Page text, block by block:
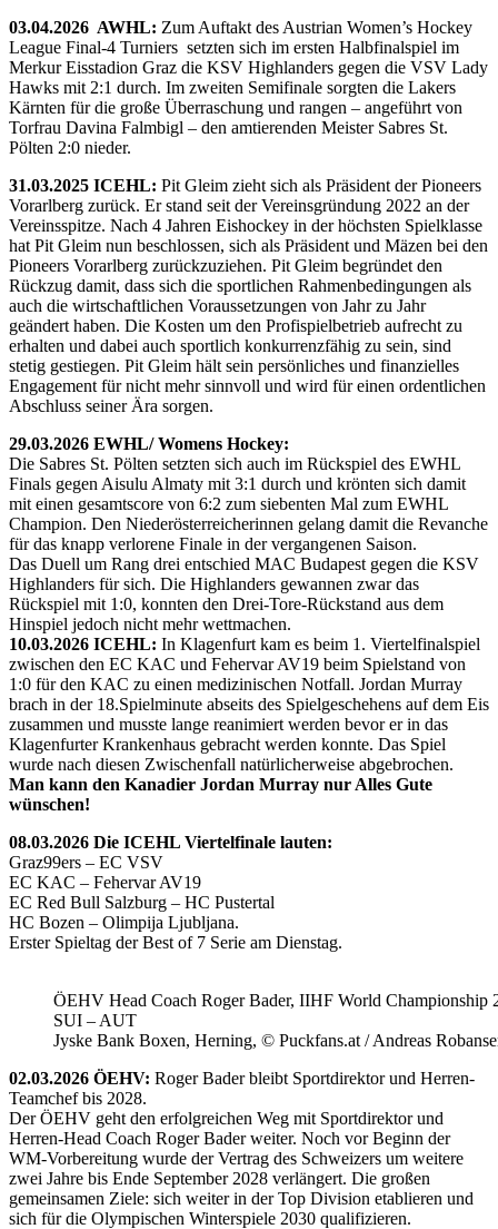
03.04.2026 AWHL: Zum Auftakt des Austrian Women’s Hockey
League Final-4 Turniers setzten sich im ersten Halbfinalspiel im
Merkur Eisstadion Graz die KSV Highlanders gegen die VSV Lady
Hawks mit 2:1 durch. Im zweiten Semifinale sorgten die Lakers
Kärnten für die große Überraschung und rangen – angeführt von
Torfrau Davina Falmbigl – den amtierenden Meister Sabres St.
Pölten 2:0 nieder.
31.03.2025 ICEHL: Pit Gleim zieht sich als Präsident der Pioneers
Vorarlberg zurück. Er stand seit der Vereinsgründung 2022 an der
Vereinsspitze. Nach 4 Jahren Eishockey in der höchsten Spielklasse
hat Pit Gleim nun beschlossen, sich als Präsident und Mäzen bei den
Pioneers Vorarlberg zurückzuziehen. Pit Gleim begründet den
Rückzug damit, dass sich die sportlichen Rahmenbedingungen als
auch die wirtschaftlichen Voraussetzungen von Jahr zu Jahr
geändert haben. Die Kosten um den Profispielbetrieb aufrecht zu
erhalten und dabei auch sportlich konkurrenzfähig zu sein, sind
stetig gestiegen. Pit Gleim hält sein persönliches und finanzielles
Engagement für nicht mehr sinnvoll und wird für einen ordentlichen
Abschluss seiner Ära sorgen.
29.03.2026 EWHL/ Womens Hockey:
Die Sabres St. Pölten setzten sich auch im Rückspiel des EWHL
Finals gegen Aisulu Almaty mit 3:1 durch und krönten sich damit
mit einen gesamtscore von 6:2 zum siebenten Mal zum EWHL
Champion. Den Niederösterreicherinnen gelang damit die Revanche
für das knapp verlorene Finale in der vergangenen Saison.
Das Duell um Rang drei entschied MAC Budapest gegen die KSV
Highlanders für sich. Die Highlanders gewannen zwar das
Rückspiel mit 1:0, konnten den Drei-Tore-Rückstand aus dem
Hinspiel jedoch nicht mehr wettmachen.
10.03.2026 ICEHL: In Klagenfurt kam es beim 1. Viertelfinalspiel
zwischen den EC KAC und Fehervar AV19 beim Spielstand von
1:0 für den KAC zu einen medizinischen Notfall. Jordan Murray
brach in der 18.Spielminute abseits des Spielgeschehens auf dem Eis
zusammen und musste lange reanimiert werden bevor er in das
Klagenfurter Krankenhaus gebracht werden konnte. Das Spiel
wurde nach diesen Zwischenfall natürlicherweise abgebrochen.
Man kann den Kanadier Jordan Murray nur Alles Gute
wünschen!
08.03.2026 Die ICEHL Viertelfinale lauten:
Graz99ers – EC VSV
EC KAC – Fehervar AV19
EC Red Bull Salzburg – HC Pustertal
HC Bozen – Olimpija Ljubljana.
Erster Spieltag der Best of 7 Serie am Dienstag.
ÖEHV Head Coach Roger Bader, IIHF World Championship
SUI – AUT
Jyske Bank Boxen, Herning, © Puckfans.at / Andreas
02.03.2026 ÖEHV: Roger Bader bleibt Sportdirektor und Herren-
Teamchef bis 2028.
Der ÖEHV geht den erfolgreichen Weg mit Sportdirektor und
Herren-Head Coach Roger Bader weiter. Noch vor Beginn der
WM-Vorbereitung wurde der Vertrag des Schweizers um weitere
zwei Jahre bis Ende September 2028 verlängert. Die großen
gemeinsamen Ziele: sich weiter in der Top Division etablieren und
sich für die Olympischen Winterspiele 2030 qualifizieren.